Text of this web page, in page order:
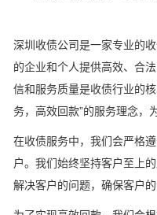
深圳收债公司是一家专业的
的企业和个人提供高效、合
信和服务质量是收债行业的
务，高效回款”的服务理念，
在收债服务中，我们会严格
户。我们始终坚持客户至上
解决客户的问题，确保客户的